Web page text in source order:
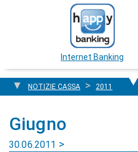
Internet Banking
NOTIZIE CASSA 2011
Giugno
30.06.2011